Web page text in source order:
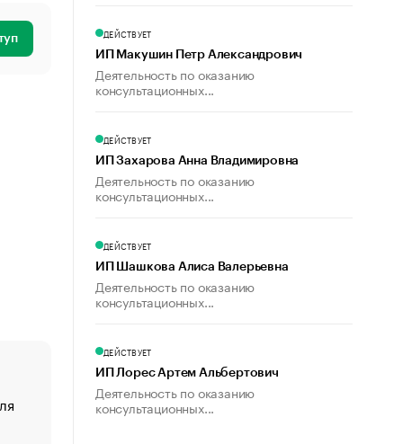
«От спорта тело стареет иначе». Как живет глава
создавшей GTA
ДЕЙСТВУЕТ
ИП Макушин Петр Александрович
Деятельность по оказанию
консультационных...
ДЕЙСТВУЕТ
ИП Захарова Анна Владимировна
Деятельность по оказанию
консультационных...
ДЕЙСТВУЕТ
ИП Шашкова Алиса Валерьевна
Деятельность по оказанию
консультационных...
ДЕЙСТВУЕТ
ИП Лорес Артем Альбертович
Деятельность по оказанию
консультационных...